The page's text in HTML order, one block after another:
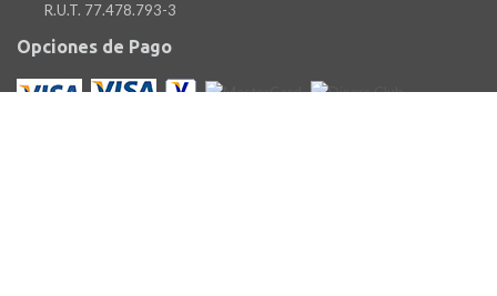
R.U.T. 77.478.793-3
Opciones de Pago